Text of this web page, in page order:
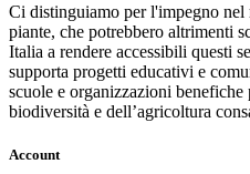
Ci distinguiamo per l'impegno
piante, che potrebbero altrimenti
Italia a rendere accessibili questi
supporta progetti educativi e
scuole e organizzazioni
biodiversità e dell’agricoltura
Account